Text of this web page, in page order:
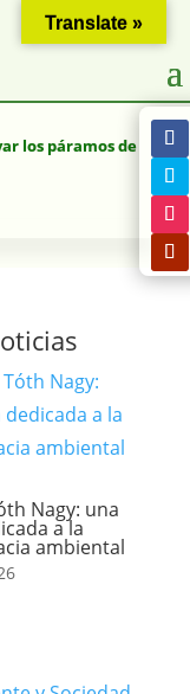
los páramos de
Nagy: una
a la
ambiental
Translate »